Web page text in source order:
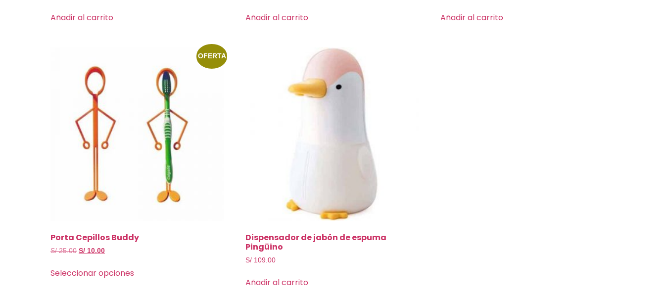
Añadir al carrito Añadir al carrito Añadir al carrito
OFERTA
Porta Cepillos Buddy
S/25.00 S/ 10.00
Seleccionar opciones
Dispensador de jabón de espuma
Pingüino
S/109.00
Añadir al carrito